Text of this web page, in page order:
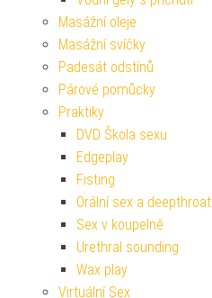
Masážní oleje
Masážní svíčky
Padesát odstínů
Párové pomůcky
Praktiky
DVD Škola sexu
Edgeplay
Fisting
Orální sex a deepthroat
Sex v koupelně
Urethral sounding
Wax play
Virtuální Sex